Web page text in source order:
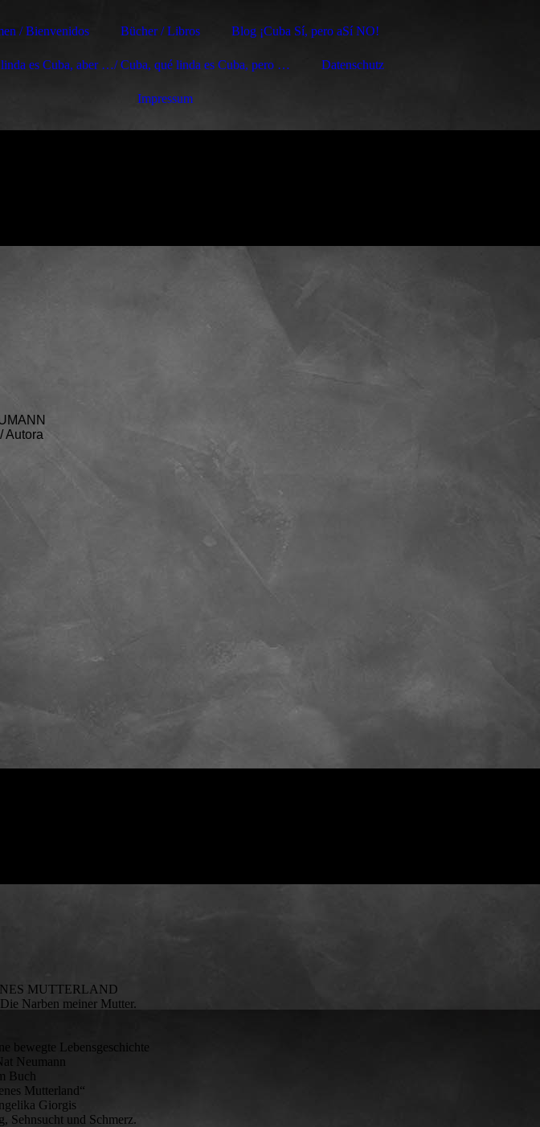
/ Bienvenidos Bücher / Libros Blog ¡Cuba Sí, pero aSí NO!
es Cuba, aber …/ Cuba, qué linda es Cuba, pero … Datenschutz
Impressum
Autora
MUTTERLAND
Narben meiner Mutter.
Lebensgeschichte
Neumann
Buch
Mutterland“
Giorgis
Sehnsucht und Schmerz.